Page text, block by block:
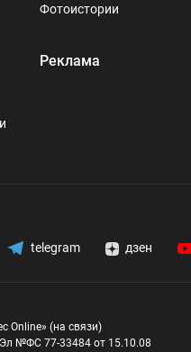
Фотоистории
Реклама
telegram дзен
Online» (на связи)
№ФС 77-33484 от 15.10.08